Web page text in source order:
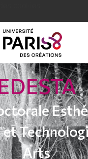
et
Arts
cookies